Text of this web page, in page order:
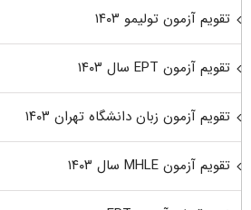
تقویم آزمون تولیمو ۱۴۰۳
تقویم آزمون EPT سال ۱۴۰۳
تقویم آزمون زبان دانشگاه تهران ۱۴۰۳
تقویم آزمون MHLE سال ۱۴۰۳